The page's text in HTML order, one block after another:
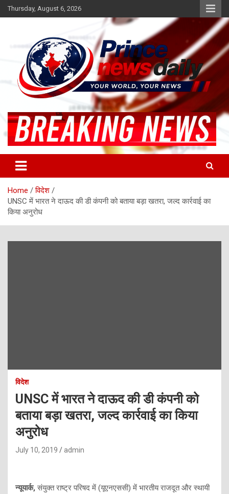
Skip
to
Thursday, August 6, 2026
Princenews Daily
Home
विदेश
UNSC में भारत ने दाऊद की डी कंपनी को बताया बड़ा खतरा, जल्द कार्रवाई का
किया अनुरोध
विदेश
UNSC में भारत ने दाऊद की डी कंपनी को
बताया बड़ा खतरा, जल्द कार्रवाई का किया
अनुरोध
July 10, 2019 admin
न्यूयार्क, संयुक्त राष्ट्र परिषद में (यूएनएससी) में भारतीय राजदूत और स्थायी